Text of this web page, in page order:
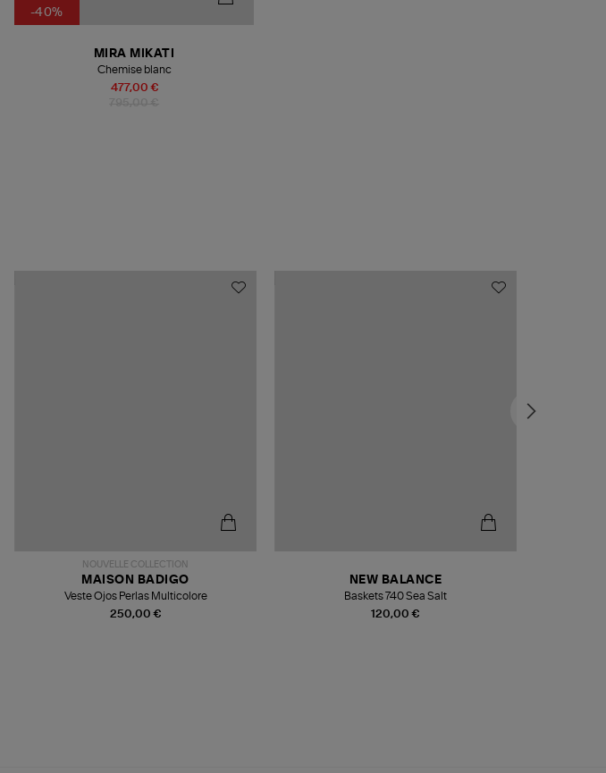
-40%
477,00 €
MIRA MIKATI
Chemise blanc
NOUVELLE COLLECTION
250,00 €
MAISON BADIGO
Veste Ojos Perlas Multicolore
120,00 €
NEW BALANCE
Baskets 740 Sea Salt